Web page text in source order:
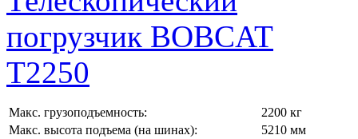
Макс. грузоподъемность:
2200 кг
Макс. высота подъема (на шинах):
5210 мм